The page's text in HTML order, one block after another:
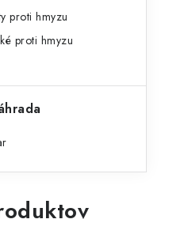
proti hmyzu
proti hmyzu